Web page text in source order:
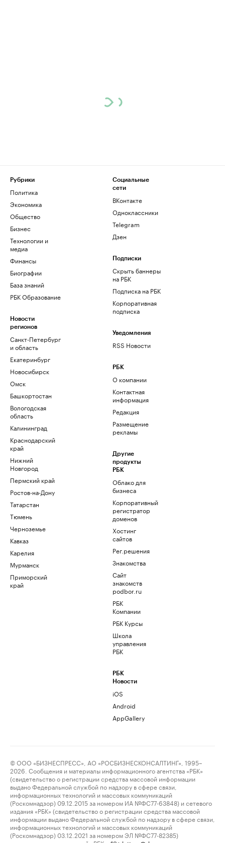
Рубрики
Политика
Экономика
Общество
Бизнес
Технологии и
медиа
Финансы
Биографии
База знаний
РБК Образование
Новости
регионов
Санкт-Петербург
и область
Екатеринбург
Новосибирск
Омск
Башкортостан
Вологодская
область
Калининград
Краснодарский
край
Нижний
Новгород
Пермский край
Ростов-на-Дону
Татарстан
Тюмень
Черноземье
Кавказ
Карелия
Мурманск
Приморский
край
Социальные
сети
ВКонтакте
Одноклассники
Telegram
Дзен
Подписки
Скрыть баннеры
на РБК
Подписка на РБК
Корпоративная
подписка
Уведомления
RSS Новости
РБК
О компании
Контактная
информация
Редакция
Размещение
рекламы
Другие
продукты
РБК
Облако для
бизнеса
Корпоративный
регистратор
доменов
Хостинг
сайтов
Рег.решения
Знакомства
Сайт
знакомств
podbor.ru
РБК
Компании
РБК Курсы
Школа
управления
РБК
РБК
Новости
iOS
Android
AppGallery
© ООО «БИЗНЕСПРЕСС», АО «РОСБИЗНЕСКОНСАЛТИНГ», 1995–
2026. Сообщения и материалы информационного агентства «РБК»
(свидетельство о регистрации средства массовой информации
выдано Федеральной службой по надзору в сфере связи,
информационных технологий и массовых коммуникаций
(Роскомнадзор) 09.12.2015 за номером ИА №ФС77-63848) и сетевого
издания «РБК» (свидетельство о регистрации средства массовой
информации выдано Федеральной службой по надзору в сфере связи,
информационных технологий и массовых коммуникаций
(Роскомнадзор) 03.12.2021 за номером ЭЛ №ФС77-82385)